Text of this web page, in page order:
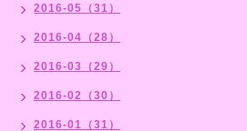
2016-05（31）
2016-04（28）
2016-03（29）
2016-02（30）
2016-01（31）